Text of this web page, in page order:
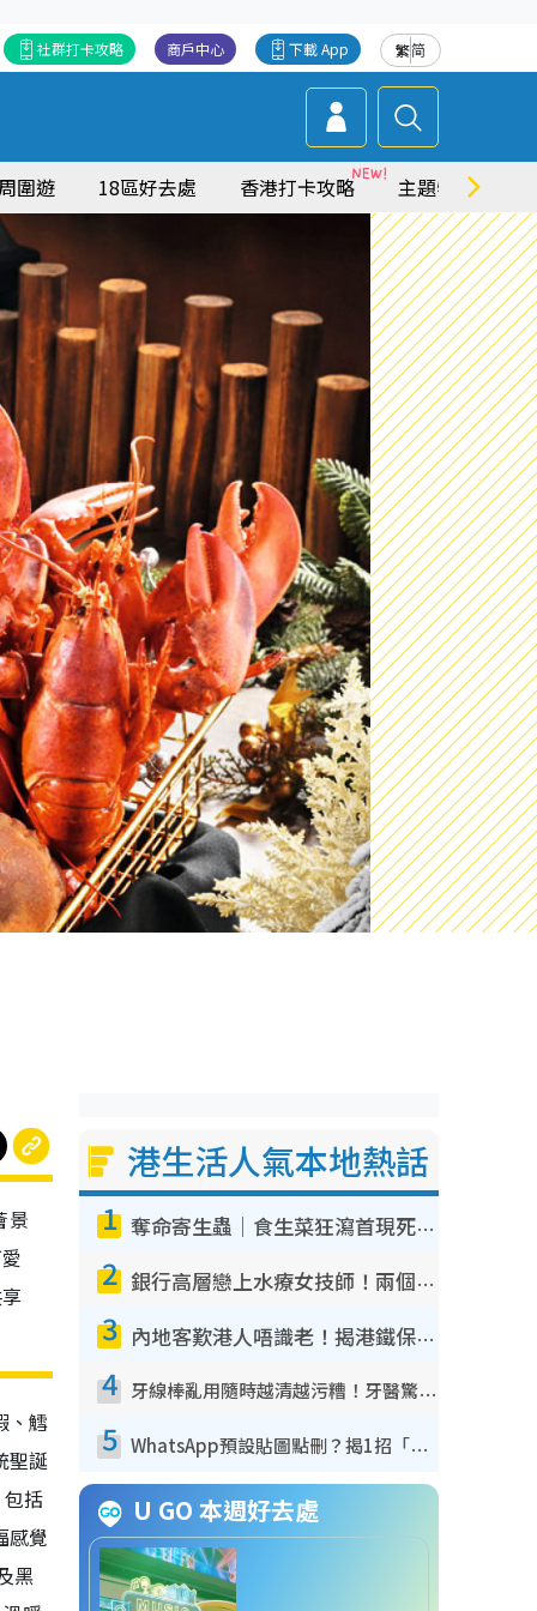
繁简
下載 App
商戶中心
社群打卡攻略
圍遊 18區好去處 香港打卡攻略 主題特集
景
、鱈
聖誕
括
感覺
黑
港生活人氣本地熱話
1 奪命寄生蟲｜食生菜狂瀉首現死者！疫潮惡化錄1.8萬宗病例 揭洗菜3大謬誤
2 銀行高層戀上水療女技師！兩個月借128萬驚覺「沉船」沉落火海 揭背後疑似邪教操控賣淫
3 內地客歎港人唔識老！揭港鐵保鮮級冷氣 港人求放過：咪投訴
4 牙線棒亂用隨時越清越污糟！牙醫驚揭盲目過戶細菌恐致蛀牙：呢種先係日常真保養
5 WhatsApp預設貼圖點刪？揭1招「反向操作」還原簡潔介面 附3步實測教學
U GO 本週好去處